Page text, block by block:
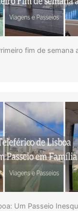
fim de semana
Um Passeio